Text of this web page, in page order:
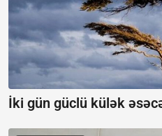
İki gün güclü külək